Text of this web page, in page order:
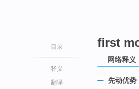
目录
释义
翻译
first
网络释义
先动优势